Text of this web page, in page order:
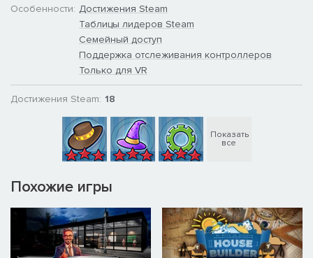
Особенности: Достижения Steam
Таблицы лидеров Steam
Семейный доступ
Поддержка отслеживания контроллеров
Только для VR
Достижения Steam: 18
Показать
все
Похожие игры